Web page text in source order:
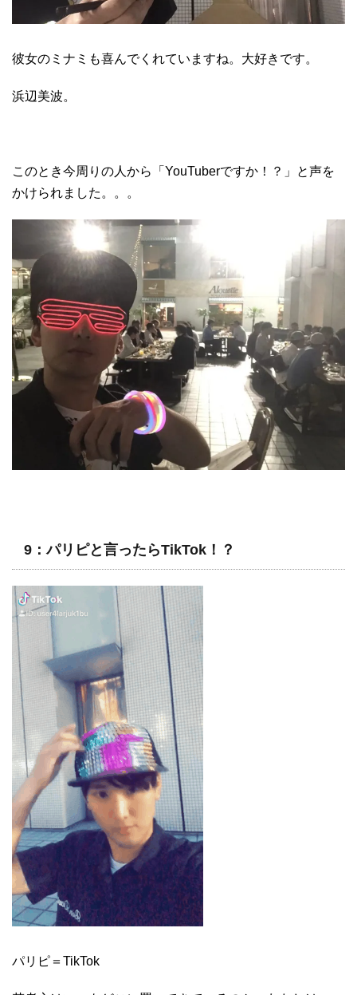
彼女のミナミも喜んでくれていますね。大好きです。
浜辺美波。
このとき今周りの人から「YouTuberですか！？」と声を
かけられました。。。
9：パリピと言ったらTikTok！？
パリピ＝TikTok